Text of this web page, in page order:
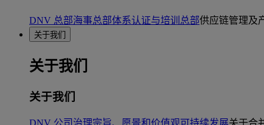
DNV 总部海事总部体系认证与培训总部供应链管理及
关于我们
关于我们
关于我们